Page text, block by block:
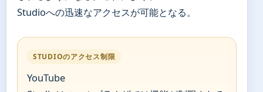
Studioへの迅速なアクセスが可能となる。
STUDIOのアクセス制限
YouTube